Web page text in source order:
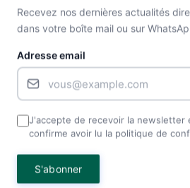
national de
priorité absolue à
Une stratégie
Pour soutenir ces
à la pêche en haute
profondes
économique ferme et
l’océan le nouveau
Recevez nos dernières actualités
dans votre boîte mail ou sur
Adresse email
J'accepte de recevoir la newsletter
confirme avoir lu la politique de
S'abonner